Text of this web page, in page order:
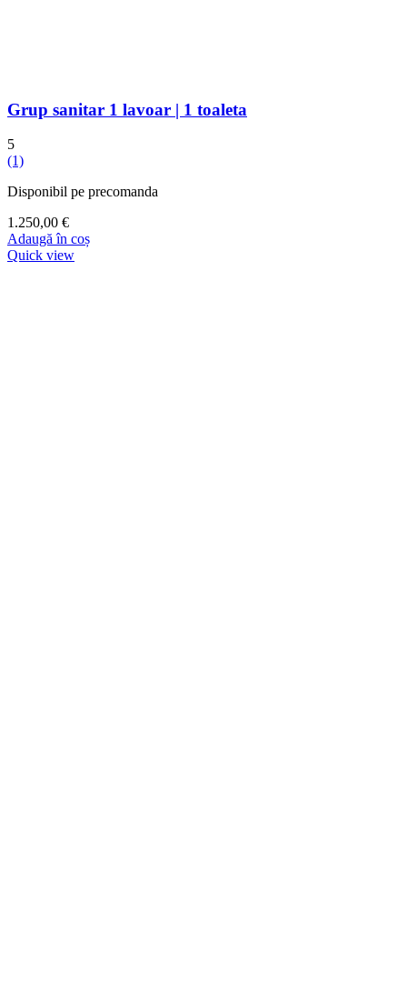
Grup sanitar 1 lavoar | 1 toaleta
5
(1)
Disponibil pe precomanda
1.250,00 €
Adaugă în coș
Quick view